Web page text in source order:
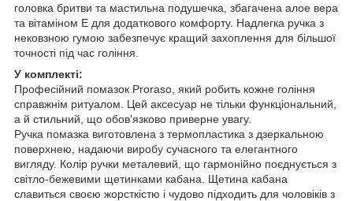
головка бритви та мастильна подушечка, збагачена алое вера
та вітаміном Е для додаткового комфорту. Надлегка ручка з
нековзною гумою забезпечує кращий захоплення для більшої
точності під час гоління.
У комплекті:
Професійний помазок Proraso, який робить кожне гоління
справжнім ритуалом. Цей аксесуар не тільки функціональний,
а й стильний, що обов'язково приверне увагу.
Ручка помазка виготовлена з термопластика з дзеркальною
поверхнею, надаючи виробу сучасного та елегантного
вигляду. Колір ручки металевий, що гармонійно поєднується з
світло-бежевими щетинками кабана. Щетина кабана
славиться своєю жорсткістю і чудово підходить для чоловіків з